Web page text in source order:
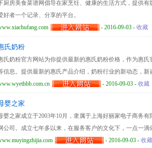
正成为公司的一员。星巴克为伙伴提供实现梦想的平台，
。除了完善的福利体系之外，星巴克还十分重视对伙伴
厨房美食菜谱网倡导在家烹饪、健康的生活方式，提供
好者一个记录、分享的平台。
- 2016-09-03 - 收藏
氏奶粉
氏奶粉官方网站为你提供最新的惠氏奶粉价格，作为惠
信息。提供最新的惠氏产品介绍，奶粉行业的新动态，
- 2016-09-03 - 收藏
婴之家
婴之家成立于2003年10月，隶属于上海好丽家电子商务
公司。成立七年多以来，在服务客户的文化下，一点一
是我们始终将宝宝过得更好作为企业的服务宗旨，最终
- 2016-09-03 - 收藏